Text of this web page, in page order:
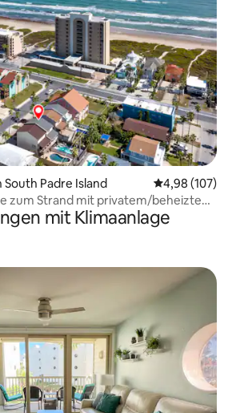
Padre Island
4,98 (107)
zum Strand mit privatem/beheiztem
mit Klimaanlage